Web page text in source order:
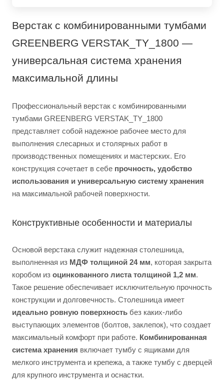
Верстак с комбинированными тумбами
GREENBERG VERSTAK_TY_1800 —
универсальная система хранения
максимальной длины
Профессиональный верстак с комбинированными
тумбами GREENBERG VERSTAK_TY_1800
представляет собой надежное рабочее место для
выполнения слесарных и столярных работ в
производственных помещениях и мастерских. Его
конструкция сочетает в себе прочность, удобство
использования и универсальную систему хранения
на максимальной рабочей поверхности.
Конструктивные особенности и материалы
Основой верстака служит надежная столешница,
выполненная из МДФ толщиной 24 мм, которая закрыта
коробом из оцинкованного листа толщиной 1,2 мм.
Такое решение обеспечивает исключительную прочность
конструкции и долговечность. Столешница имеет
идеально ровную поверхность без каких-либо
выступающих элементов (болтов, заклепок), что создает
максимальный комфорт при работе. Комбинированная
система хранения включает тумбу с ящиками для
мелкого инструмента и крепежа, а также тумбу с дверцей
для крупного инструмента и оснастки.